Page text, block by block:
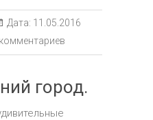
Дата: 11.05.2016
город.